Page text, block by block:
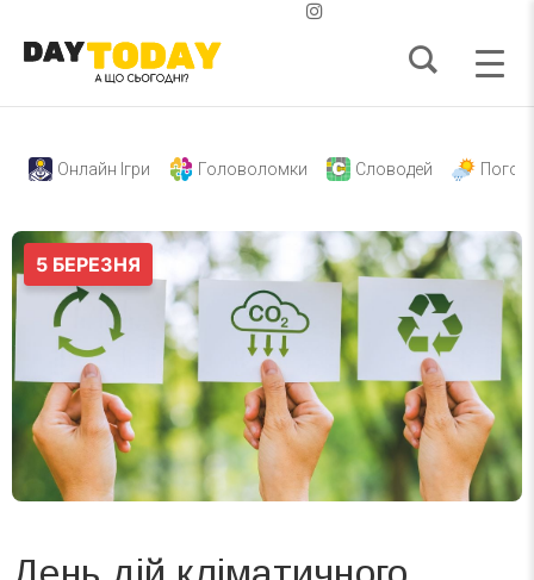
Онлайн Ігри Головоломки Словодей